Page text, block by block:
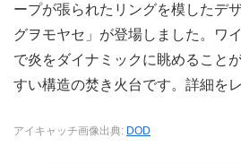
ープが張られたリングを模したデ
グヲモヤセ」が登場しました。ワ
で炎をダイナミックに眺めること
すい構造の焚き火台です。詳細を
アイキャッチ画像出典: DOD